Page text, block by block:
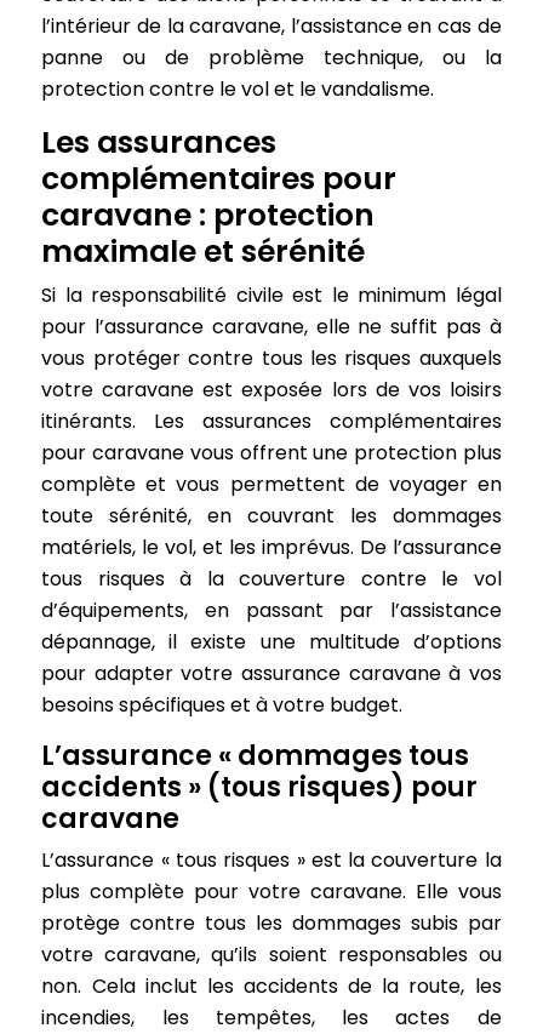
l’intérieur de la caravane, l’assistance en cas de
panne ou de problème technique, ou la
protection contre le vol et le vandalisme.
Les assurances
complémentaires pour
caravane : protection
maximale et sérénité
Si la responsabilité civile est le minimum légal
pour l’assurance caravane, elle ne suffit pas à
vous protéger contre tous les risques auxquels
votre caravane est exposée lors de vos loisirs
itinérants. Les assurances complémentaires
pour caravane vous offrent une protection plus
complète et vous permettent de voyager en
toute sérénité, en couvrant les dommages
matériels, le vol, et les imprévus. De l’assurance
tous risques à la couverture contre le vol
d’équipements, en passant par l’assistance
dépannage, il existe une multitude d’options
pour adapter votre assurance caravane à vos
besoins spécifiques et à votre budget.
L’assurance « dommages tous
accidents » (tous risques) pour
caravane
L’assurance « tous risques » est la couverture la
plus complète pour votre caravane. Elle vous
protège contre tous les dommages subis par
votre caravane, qu’ils soient responsables ou
non. Cela inclut les accidents de la route, les
incendies, les tempêtes, les actes de